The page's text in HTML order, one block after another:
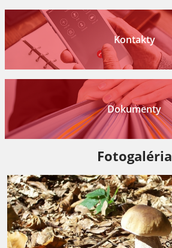
Kontakty
Dokumenty
Fotogaléria